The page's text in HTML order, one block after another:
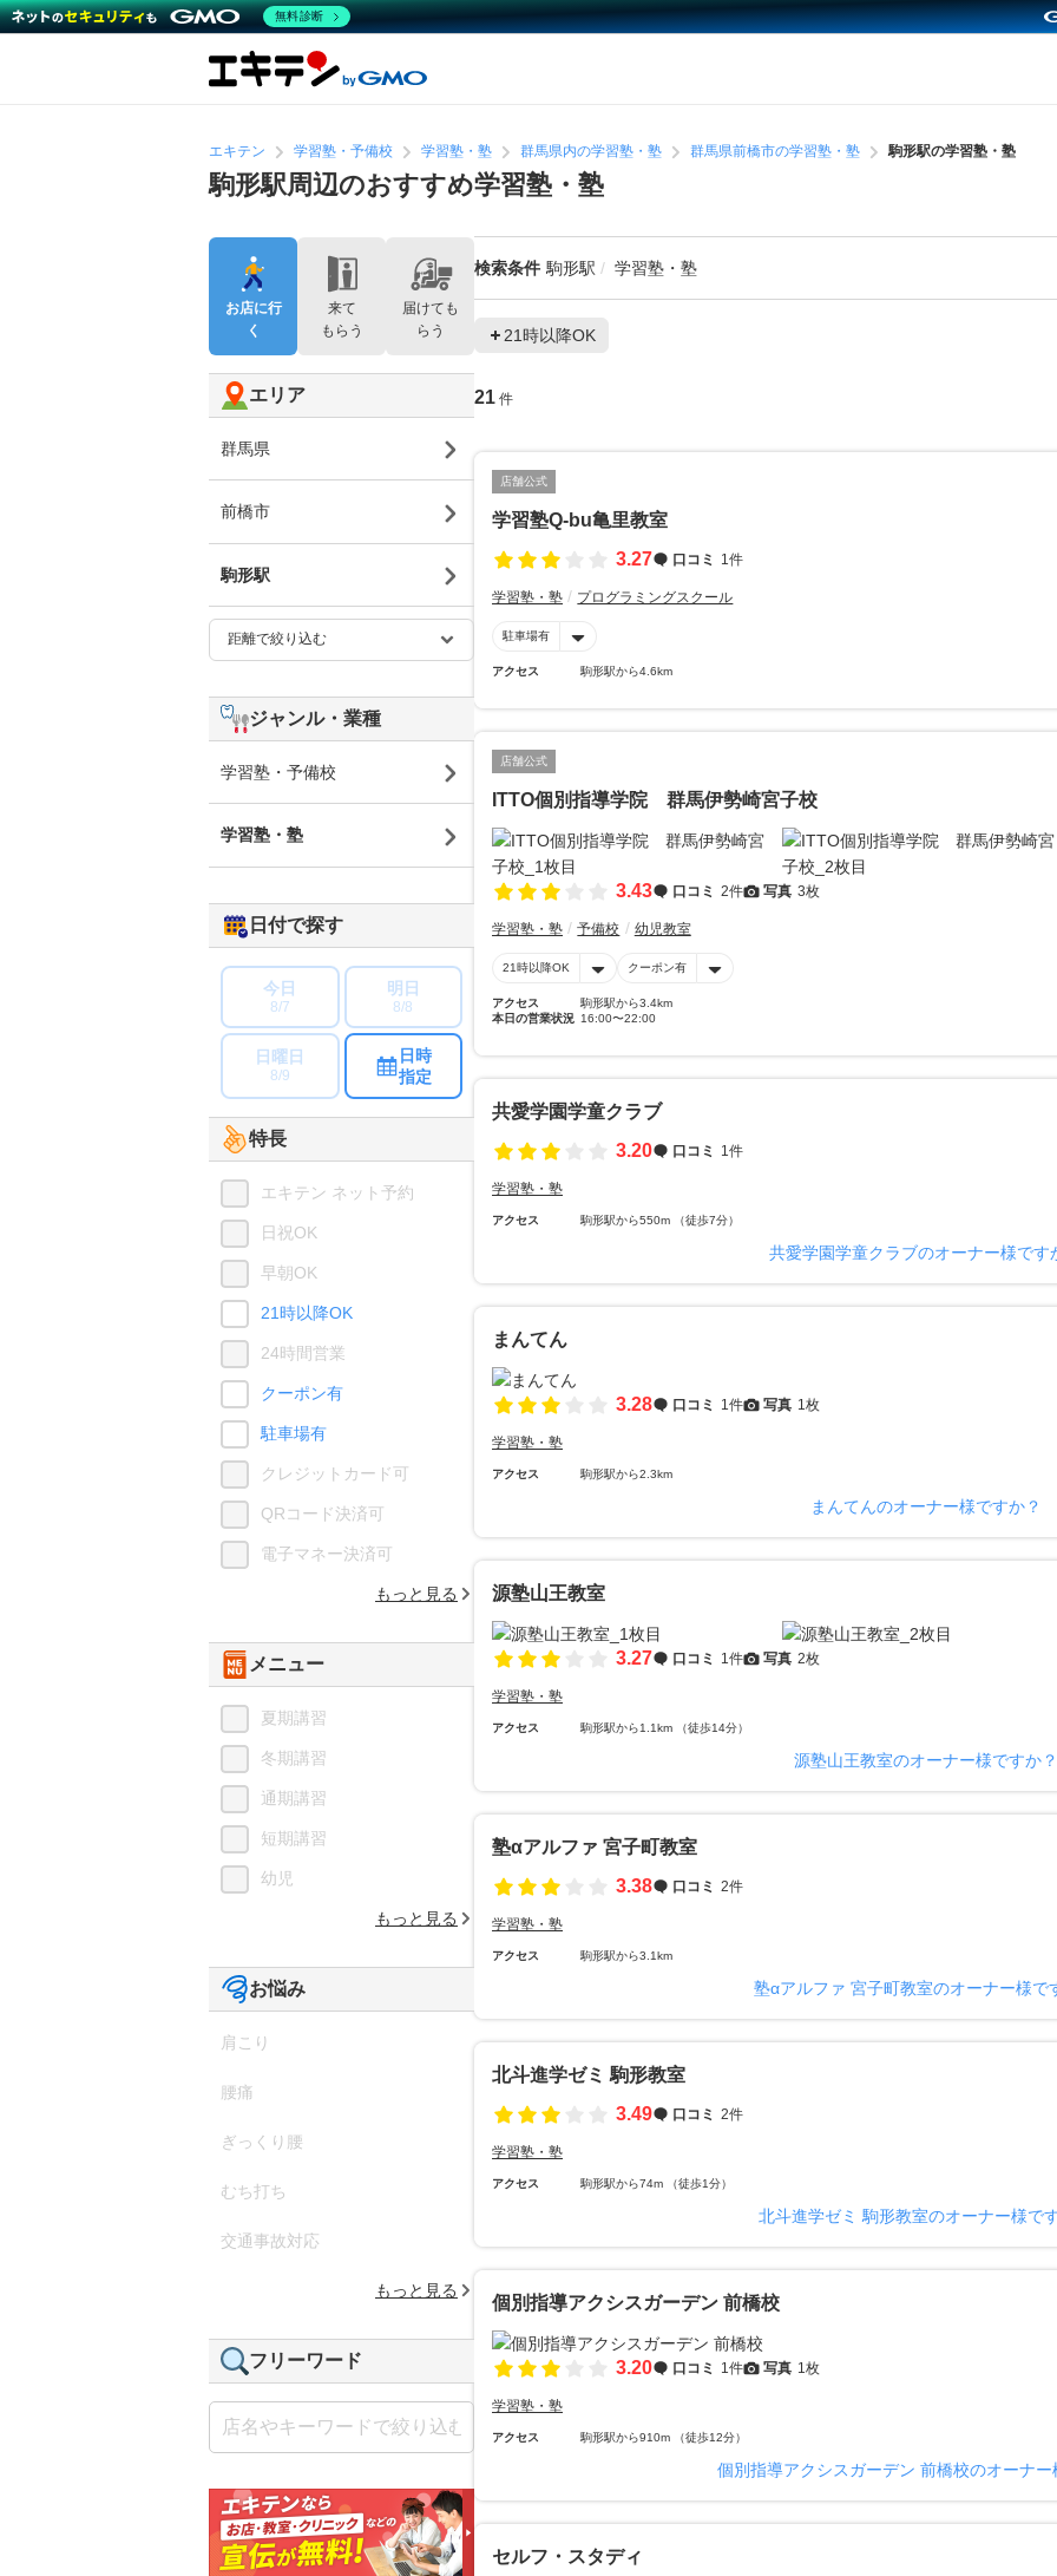
エキテン 学習塾・予備校 学習塾・塾 群馬県内の学習塾・塾 群馬県前橋市の学習塾・塾 駒形駅の学習塾・塾
駒形駅周辺のおすすめ学習塾・塾
検索条件 駒形駅 学習塾・塾
21時以降OK
21 件
店舗公式
学習塾Q-bu亀里教室
3.27
口コミ 1件
学習塾・塾 プログラミングスクール
駐車場有
アクセス 駒形駅から4.6km
店舗公式
ITTO個別指導学院 群馬伊勢崎宮子校
3.43 口コミ 2件 写真 3枚
学習塾・塾 予備校 幼児教室
21時以降OK クーポン有
アクセス
駒形駅から3.4km
本日の営業状況 16:00〜22:00
共愛学園学童クラブ
3.20
口コミ 1件
学習塾・塾
アクセス 駒形駅から550m （徒歩7分）
共愛学園学童クラブのオーナー様です
まんてん
3.28 口コミ 1件 写真 1枚
学習塾・塾
アクセス 駒形駅から2.3km
まんてんのオーナー様ですか？
源塾山王教室
3.27 口コミ 1件 写真 2枚
学習塾・塾
アクセス 駒形駅から1.1km （徒歩14分）
源塾山王教室のオーナー様ですか？
塾αアルファ 宮子町教室
3.38
口コミ 2件
学習塾・塾
アクセス 駒形駅から3.1km
塾αアルファ 宮子町教室のオーナー様で
北斗進学ゼミ 駒形教室
3.49
口コミ 2件
学習塾・塾
アクセス 駒形駅から74m （徒歩1分）
北斗進学ゼミ 駒形教室のオーナー様で
個別指導アクシスガーデン 前橋校
3.20 口コミ 1件 写真 1枚
学習塾・塾
アクセス 駒形駅から910m （徒歩12分）
個別指導アクシスガーデン 前橋校のオーナー
セルフ・スタディ
お店に行
く
来て
もらう
届けても
らう
エリア
群馬県
前橋市
駒形駅
ジャンル・業種
学習塾・予備校
学習塾・塾
日付で探す
今日
8/7
明日
8/8
日曜日
8/9
日時
指定
特長
エキテン ネット予約
日祝OK
早朝OK
21時以降OK
24時間営業
クーポン有
駐車場有
クレジットカード可
QRコード決済可
電子マネー決済可
もっと見る
メニュー
夏期講習
冬期講習
通期講習
短期講習
幼児
もっと見る
お悩み
肩こり
腰痛
ぎっくり腰
むち打ち
交通事故対応
もっと見る
フリーワード
無料診断